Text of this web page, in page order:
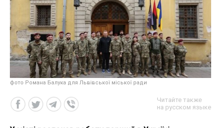
фото Романа Балука для Львівської міської ради
Читайте также
на русском языке